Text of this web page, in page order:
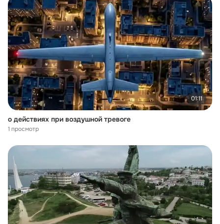
01:11
о действиях при воздушной тревоге
1 просмотр